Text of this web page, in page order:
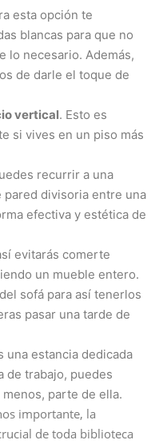
esta opción te
blancas para que no
lo necesario. Además,
de darle el toque de
vertical. Esto es
si vives en un piso más
recurrir a una
pared divisoria entre una
efectiva y estética de
evitarás comerte
un mueble entero.
sofá para así tenerlos
pasar una tarde de
una estancia dedicada
de trabajo, puedes
parte de ella.
importante, la
de toda biblioteca